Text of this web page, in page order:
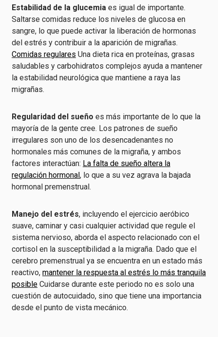
Estabilidad de la glucemia es igual de importante.
Saltarse comidas reduce los niveles de glucosa en
sangre, lo que puede activar la liberación de hormonas
del estrés y contribuir a la aparición de migrañas.
Comidas regulares Una dieta rica en proteínas, grasas
saludables y carbohidratos complejos ayuda a mantener
la estabilidad neurológica que mantiene a raya las
migrañas.
Regularidad del sueño es más importante de lo que la
mayoría de la gente cree. Los patrones de sueño
irregulares son uno de los desencadenantes no
hormonales más comunes de la migraña, y ambos
factores interactúan: La falta de sueño altera la
regulación hormonal, lo que a su vez agrava la bajada
hormonal premenstrual.
Manejo del estrés, incluyendo el ejercicio aeróbico
suave, caminar y casi cualquier actividad que regule el
sistema nervioso, aborda el aspecto relacionado con el
cortisol en la susceptibilidad a la migraña. Dado que el
cerebro premenstrual ya se encuentra en un estado más
reactivo, mantener la respuesta al estrés lo más tranquila
posible Cuidarse durante este periodo no es solo una
cuestión de autocuidado, sino que tiene una importancia
desde el punto de vista mecánico.